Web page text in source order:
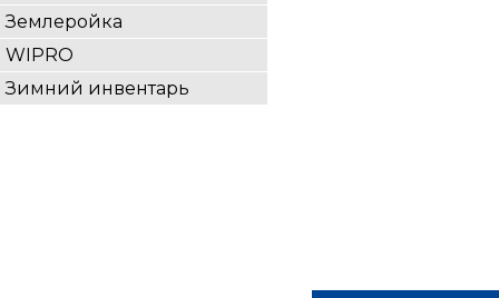
Землеройка
WIPRO
Зимний инвентарь